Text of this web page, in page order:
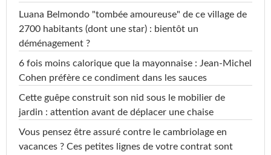
Luana Belmondo "tombée amoureuse" de ce village de
2700 habitants (dont une star) : bientôt un
déménagement ?
6 fois moins calorique que la mayonnaise : Jean-Michel
Cohen préfère ce condiment dans les sauces
Cette guêpe construit son nid sous le mobilier de
jardin : attention avant de déplacer une chaise
Vous pensez être assuré contre le cambriolage en
vacances ? Ces petites lignes de votre contrat sont